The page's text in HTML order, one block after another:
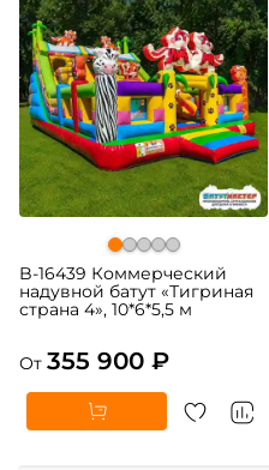
B-16439 Коммерческий
надувной батут «Тигриная
страна 4», 10*6*5,5 м
От 355 900 ₽